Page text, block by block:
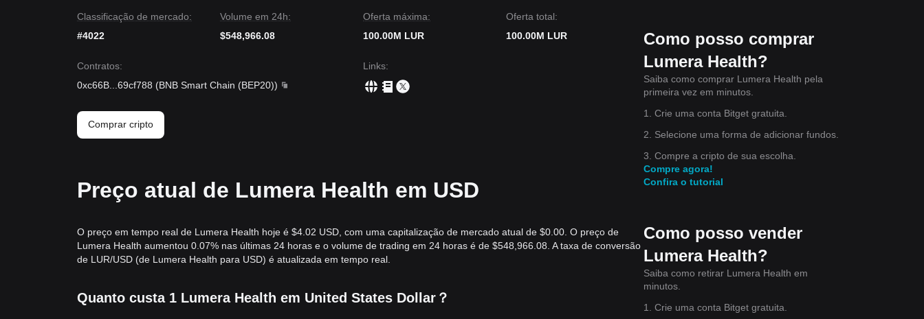
Classificação de mercado:
#4022
Volume em 24h:
$548,966.08
Oferta máxima:
100.00M LUR
Oferta total:
100.00M LUR
Contratos:
0xc66B
69cf788 (BNB Smart Chain (BEP20))
Links:
Comprar cripto
Preço atual de Lumera Health em USD
O preço em tempo real de Lumera Health hoje é $4.02 USD, com uma capitalização de mercado atual de $0.00. O preço de
Lumera Health aumentou 0.07% nas últimas 24 horas e o volume de trading em 24 horas é de $548,966.08. A taxa de conversão
de LUR/USD (de Lumera Health para USD) é atualizada em tempo real.
Quanto custa 1 Lumera Health em United States Dollar？
Como posso comprar
Lumera Health?
Saiba como comprar Lumera Health pela
primeira vez em minutos.
1. Crie uma conta Bitget gratuita.
2. Selecione uma forma de adicionar fundos.
3. Compre a cripto de sua escolha.
Compre agora!
Confira o tutorial
Como posso vender
Lumera Health?
Saiba como retirar Lumera Health em
minutos.
1. Crie uma conta Bitget gratuita.